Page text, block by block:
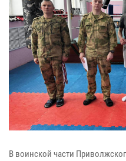
В воинской части